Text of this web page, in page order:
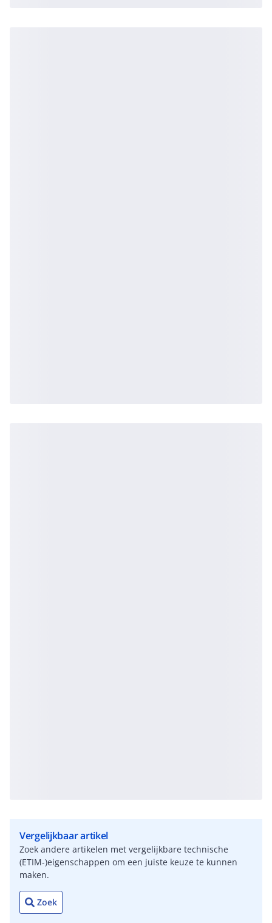
Vergelijkbaar artikel
Zoek andere artikelen met vergelijkbare technische
(ETIM-)eigenschappen om een juiste keuze te kunnen
maken.
Zoek